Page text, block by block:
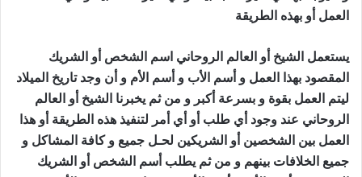
العمل أو بهذه الطريقة
يستعمل الشيخ أو العالم الروحاني اسم الشخص أو الشريك
المقصود بهذا العمل و أسم الأب و أسم الأم و أن وجد تاريخ الميلاد
ليتم العمل بقوة و بسرعة أكبر و من ثم يخبرنا الشيخ أو العالم
الروحاني عند وجود أي طلب أو أي أمر لتنفيذ هذه الطريقة أو هذا
العمل بين الشخصين أو الشريكين لحـل جميع و كافة المشاكل و
جميع الخلافات بينهم و من ثم يطلب أسم الشخص أو الشريك